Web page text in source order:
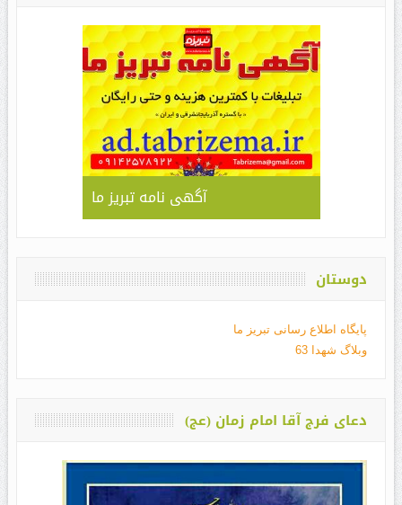
آگهی نامه تبریز ما
دوستان
پایگاه اطلاع رسانی تبریز ما
وبلاگ شهدا 63
دعای فرج آقا امام زمان (عج)